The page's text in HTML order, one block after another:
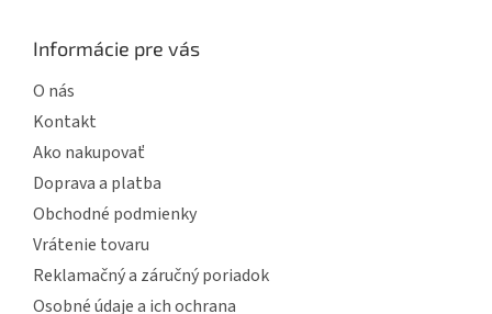
Informácie pre vás
O nás
Kontakt
Ako nakupovať
Doprava a platba
Obchodné podmienky
Vrátenie tovaru
Reklamačný a záručný poriadok
Osobné údaje a ich ochrana